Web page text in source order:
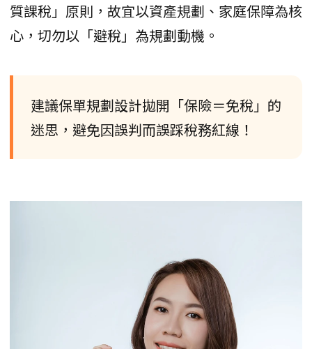
質課稅」原則，故宜以資產規劃、家庭保障為核
心，切勿以「避稅」為規劃動機。
建議保單規劃設計拋開「保險＝免稅」的
迷思，避免因誤判而誤踩稅務紅線！